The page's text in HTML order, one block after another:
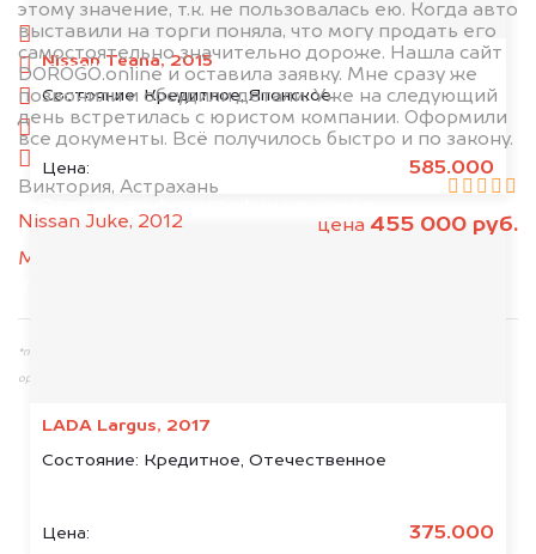
Nissan Teana, 2015
Состояние: Кредитное, Японское
Цена: 585.000
LADA Largus, 2017
Состояние: Кредитное, Отечественное
Цена: 375.000
этому значение, т.к. не пользовалась ею. Когда авто
выставили на торги поняла, что могу продать его
самостоятельно значительно дороже. Нашла сайт
DOROGO.online и оставила заявку. Мне сразу же
позвонили и обсудили детали. Уже на следующий
день встретилась с юристом компании. Оформили
все документы. Всё получилось быстро и по закону.
Виктория, Астрахань
Nissan Juke, 2012
цена 455 000 руб.
спереди
сзади
слева
справа
салон
+79584983298 по WhatsApp*,в мессенджер
MAX
*принадлежит компании Meta Platforms, Inc., признанной экстремистской
организацией и запрещённой на территории РФ